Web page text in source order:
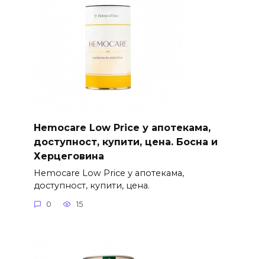
Hemocare Low Price у апотекама,
доступност, купити, цена. Босна и
Херцеговина
Hemocare Low Price у апотекама,
доступност, купити, цена.
0 15